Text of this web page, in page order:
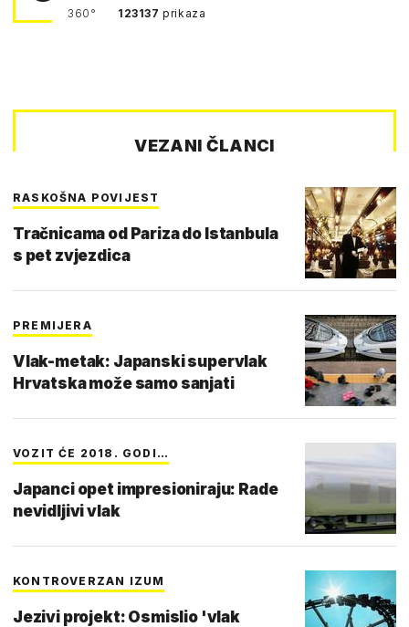
360° 123137prikaza
VEZANI ČLANCI
RASKOŠNA POVIJEST
Tračnicama od Pariza do Istanbula
s pet zvjezdica
PREMIJERA
Vlak-metak: Japanski supervlak
Hrvatska može samo sanjati
VOZIT ĆE 2018. GODI…
Japanci opet impresioniraju: Rade
nevidljivi vlak
KONTROVERZAN IZUM
Jezivi projekt: Osmislio 'vlak